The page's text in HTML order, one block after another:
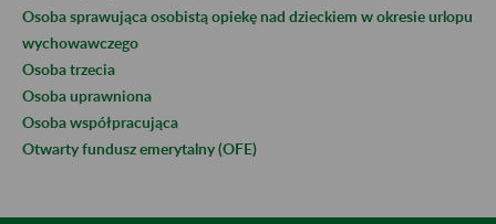
Osoba sprawująca osobistą opiekę nad dzieckiem w okresie urlopu
wychowawczego
Osoba trzecia
Osoba uprawniona
Osoba współpracująca
Otwarty fundusz emerytalny (OFE)